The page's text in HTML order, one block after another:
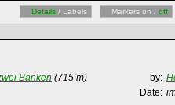
Details / Labels Markers on / off
Bänken (715 m) by:
Date: